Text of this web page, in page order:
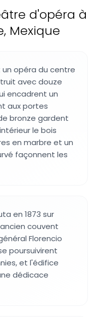
d'opéra à
Mexique
opéra du centre
avec douze
encadrent un
aux portes
bronze gardent
le bois
en marbre et un
façonnent les
en 1873 sur
couvent
Florencio
poursuivirent
et l'édifice
dédicace